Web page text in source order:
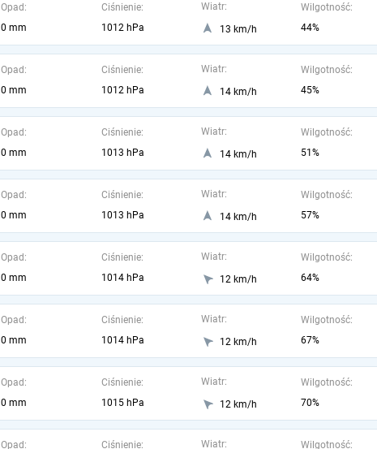
Opad:
0 mm
Ciśnienie:
1012 hPa
Wiatr:
13 km/h
Wilgotność:
44%
Opad:
0 mm
Ciśnienie:
1012 hPa
Wiatr:
14 km/h
Wilgotność:
45%
Opad:
0 mm
Ciśnienie:
1013 hPa
Wiatr:
14 km/h
Wilgotność:
51%
Opad:
0 mm
Ciśnienie:
1013 hPa
Wiatr:
14 km/h
Wilgotność:
57%
Opad:
0 mm
Ciśnienie:
1014 hPa
Wiatr:
12 km/h
Wilgotność:
64%
Opad:
0 mm
Ciśnienie:
1014 hPa
Wiatr:
12 km/h
Wilgotność:
67%
Opad:
0 mm
Ciśnienie:
1015 hPa
Wiatr:
12 km/h
Wilgotność:
70%
Opad:
Ciśnienie:
Wiatr:
Wilgotność: